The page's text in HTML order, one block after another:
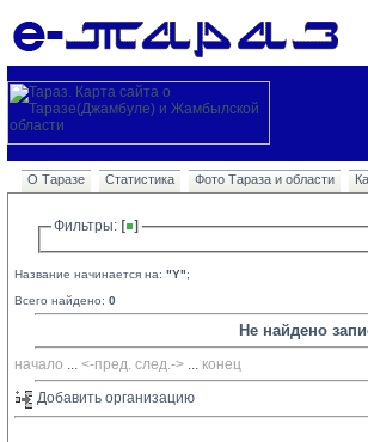
О Таразе Статистика Фото Тараза и области
Фильтры:
Название начинается на: "Y";
Всего найдено: 0
Не найдено
начало ... <-пред. след.-> ... конец
Добавить организацию